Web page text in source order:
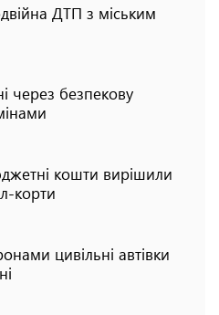
ДТП з міським
через безпекову
кошти вирішили
корти
цивільні автівки